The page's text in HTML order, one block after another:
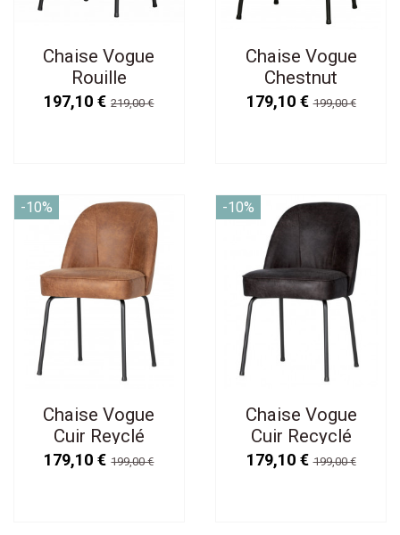
Chaise Vogue
Rouille
197,10 €219,00 €
Chaise Vogue
Chestnut
179,10 €199,00 €
-10%
Chaise Vogue
Cuir Reyclé
Cognac
179,10 €199,00 €
-10%
Chaise Vogue
Cuir Recyclé
Noir
179,10 €199,00 €